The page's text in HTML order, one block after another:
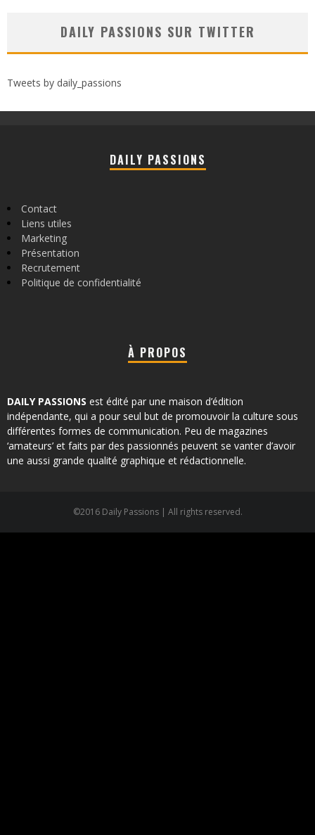
DAILY PASSIONS SUR TWITTER
Tweets by daily_passions
DAILY PASSIONS
Contact
Liens utiles
Marketing
Présentation
Recrutement
Politique de confidentialité
À PROPOS
DAILY PASSIONS est édité par une maison d’édition
indépendante, qui a pour seul but de promouvoir la culture sous
différentes formes de communication. Peu de magazines
‘amateurs’ et faits par des passionnés peuvent se vanter d’avoir
une aussi grande qualité graphique et rédactionnelle.
©2016 Daily Passions | All rights reserved.